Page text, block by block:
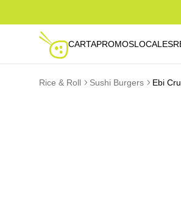
CARTAPROMOSLOCALES
Rice & Roll Sushi Burgers Ebi